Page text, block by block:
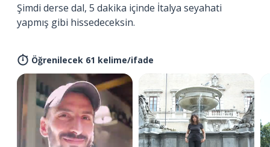
Şimdi derse dal, 5 dakika içinde İtalya seyahati
yapmış gibi hissedeceksin.
Öğrenilecek 61 kelime/ifade